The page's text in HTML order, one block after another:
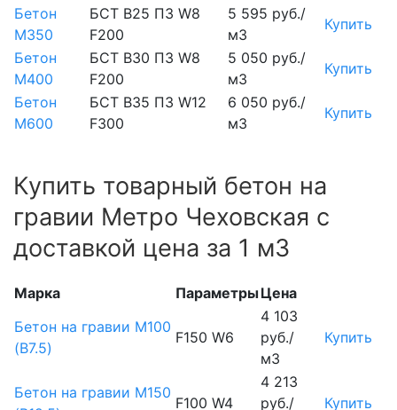
Бетон
М350
БСТ В25 П3 W8
F200
5 595 руб./
м3
Купить
Бетон
М400
БСТ В30 П3 W8
F200
5 050 руб./
м3
Купить
Бетон
М600
БСТ В35 П3 W12
F300
6 050 руб./
м3
Купить
Купить товарный бетон на
гравии Метро Чеховская с
доставкой цена за 1 м3
Марка ПараметрыЦена
Бетон на гравии М100
(B7.5)
F150 W6
4 103
руб./
м3
Купить
Бетон на гравии М150
F100 W4
4 213
руб./
Купить